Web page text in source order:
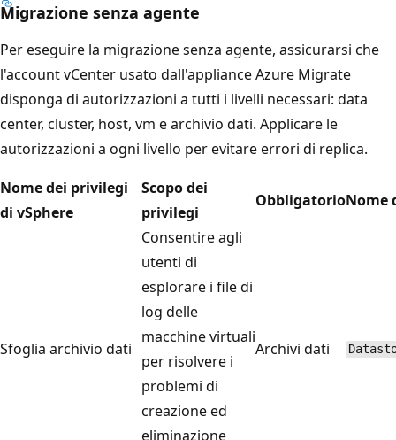
Migrazione senza agente
Per eseguire la migrazione senza agente, assicurarsi che
l'account vCenter usato dall'appliance Azure Migrate
disponga di autorizzazioni a tutti i livelli necessari: data
center, cluster, host, vm e archivio dati. Applicare le
autorizzazioni a ogni livello per evitare errori di replica.
Nome dei privilegi
di vSphere
Scopo dei
privilegi
ObbligatorioNome
Sfoglia archivio dati
Consentire agli
utenti di
esplorare i file di
log delle
macchine virtuali
per risolvere i
problemi di
creazione ed
eliminazione
Archivi dati